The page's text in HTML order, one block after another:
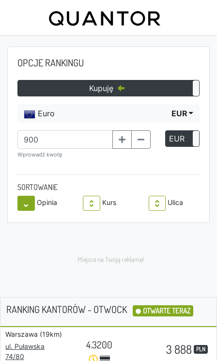
OPCJE RANKINGU
Kupuję
Euro EUR
Wprowadź kwotę
EUR
SORTOWANIE
Opinia Kurs Ulica
RANKING KANTORÓW - OTWOCK OTWARTE TERAZ
Warszawa (19km)
ul. Puławska
74/80
4.3200 3 888 PLN